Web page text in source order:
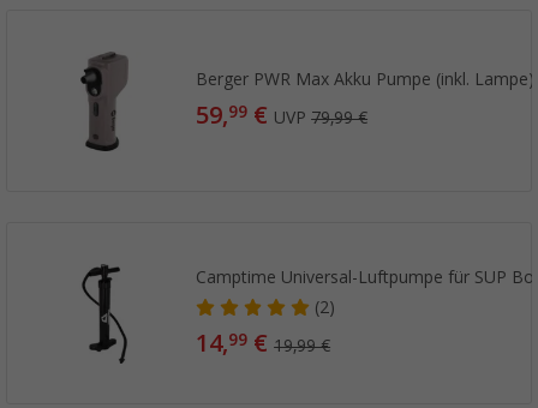
Berger PWR Max Akku Pumpe (inkl. Lampe)
59,99 € UVP79,99 €
Camptime Universal-Luftpumpe für SUP
(2)
14,99 €19,99 €